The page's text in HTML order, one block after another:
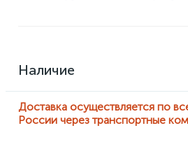
Наличие
Доставка осуществляется по
России через транспортные